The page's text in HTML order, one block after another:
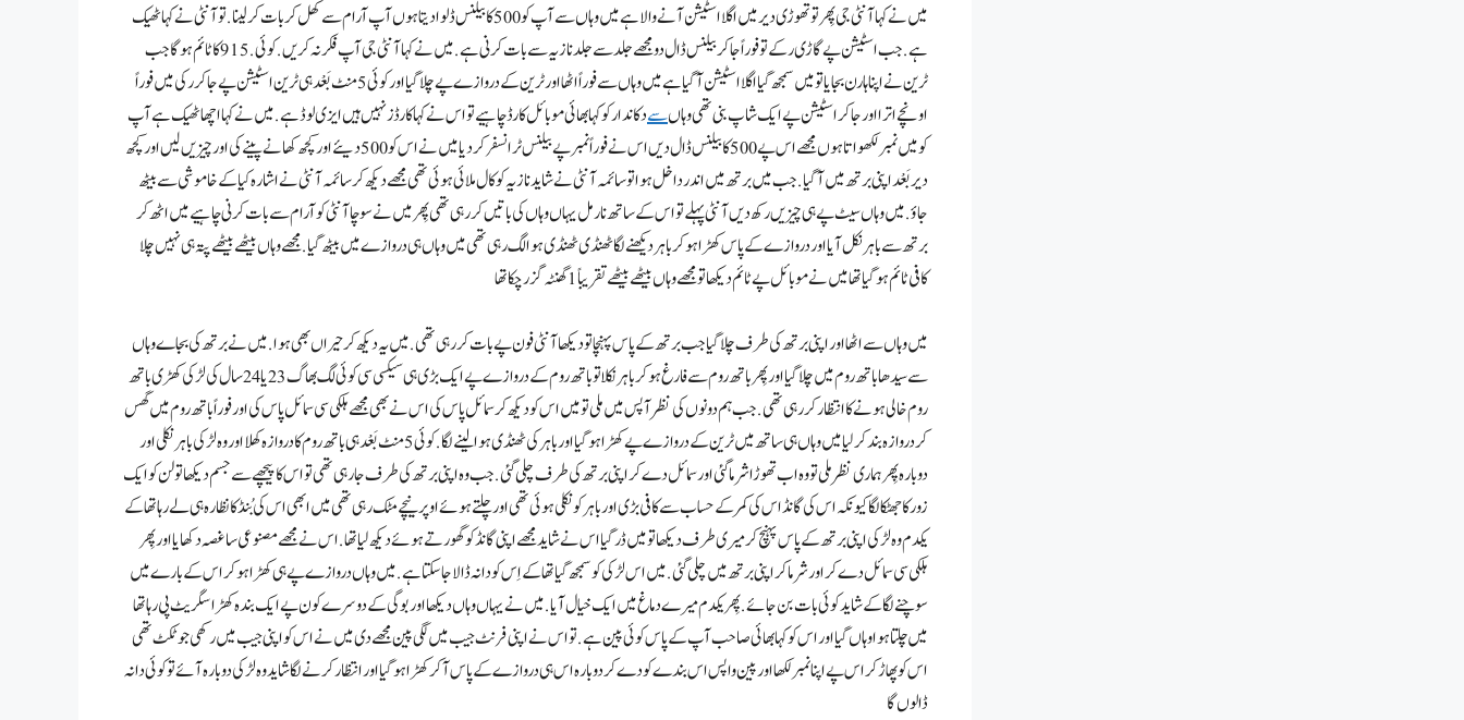
میں نے کہا آنٹی جی پِھر تو تھوڑی دیر میں اگلا اسٹیشن آنے والا ہے میں وہاں سے آپ کو 500 کا بیلنس ڈلوا دیتا ہوں آپ آرام سے کھل کر بات کر لینا . تو آنٹی نے کہا ٹھیک
ہے . جب اسٹیشن پے گاڑی رکے تو فوراً جا کر بیلنس ڈال دو مجھے جلد سے جلد نازیہ سے بات کرنی ہے . میں نے کہا آنٹی جی آپ فکر نہ کریں . کوئی.15 9 کا ٹائم ہو گا جب
ٹرین نے اپنا ہارن بجایا تو میں سمجھ گیا اگلا اسٹیشن آ گیا ہے میں وہاں سے فوراً اٹھا اور ٹرین کے دروازے پے چلا گیا اور کوئی 5 منٹ بَعْد ہی ٹرین اسٹیشن پے جا کر رکی میں فوراً
اونچے اترا اور جا کر اسٹیشن پے ایک شاپ بنی تھی وہاںسےدکاندار کو کہا بھائی موبائل کارڈ چاہیے تو اس نے کہا کارڈز نہیں ہیں ایزی لوڈ ہے . میں نے کہا اچھا ٹھیک ہے آپ
کو میں نمبر لکھواتا ہوں مجھے اس پے 500 کا بیلنس ڈال دیں اس نے فوراً نمبر پے بیلنس ٹرانسفر کر دیا میں نے اس کو 500 دیئے اور کچھ کھانے پینےکی اور چیزیں لیں اور کچھ
دیر بَعْد اپنی برتھ میں آ گیا . جب میں برتھ میں اندر داخل ہوا تو سائمہ آنٹی نے شاید نازیہ کو کال ملائی ہوئی تھی مجھے دیکھ کر سائمہ آنٹی نے اشارہ کیا کے خاموشی سے بیٹھ
جاؤ . میں وہاں سیٹ پے ہی چیزیں رکھ دیں آنٹی پہلے تو اس کے ساتھ نارمل یہاں وہاں کی باتیں کر رہی تھی پِھر میں نے سوچا آنٹی کو آرام سے بات کرنی چاہیے میں اٹھ کر
برتھ سے باہر نکل آیا اور دروازے کے پاس کھڑا ہو کر باہر دیکھنے لگا ٹھنڈی ٹھنڈی ہوا لگ رہی تھی میں وہاں ہی دروازے میں بیٹھ گیا. مجھے وہاں بیٹھے بیٹھے پتہ ہی نہیں چلا
کافی ٹائم ہو گیا تھا میں نے موبائل پے ٹائم دیکھا تو مجھے وہاں بیٹھے بیٹھے تقریباً 1 گھنٹہ گزر چکا تھا
میں وہاں سے اٹھا اور اپنی برتھ کی طرف چلا گیا جب برتھ کے پاس پہنچا تو دیکھا آنٹی فون پے بات کر رہی تھی . میں یہ دیکھ کر حیراں بھی ہوا . میں نے برتھ کی بجاے وہاں
سے سیدھا باتھ روم میں چلا گیا اور پِھر باتھ روم سے فارغ ہو کر باہر نکلا تو باتھ روم کے دروازے پے ایک بڑی ہی سیکسی سی کوئی لگ بھاگ 23یا24 سال کی لڑکی کھڑی باتھ
روم خالی ہونے کا انتظار کر رہی تھی . جب ہم دونوں کی نظر آپس میں ملی تو میں اس کو دیکھ کر سمائل پاس کی اس نے بھی مجھے ہلکی سی سمائل پاس کی اور فوراً باتھ روم میں گھس
کر دروازہ بند کر لیا میں وہاں ہی ساتھ میں ٹرین کے دروازے پے کھڑا ہو گیا اور باہر کی ٹھنڈی ہوا لینے لگا . کوئی 5 منٹ بَعْد ہی باتھ روم کا دروازہ کھلا اور وہ لڑکی باہر نکلی اور
دوبارہ پِھر ہماری نظر ملی تو وہ اب تھوڑا شرما گئی اور سمائل دے کر اپنی برتھ کی طرف چلی گئی . جب وہ اپنی برتھ کی طرف جا رہی تھی تو اس کا پیچھے سے جسم دیکھا تو لن کو ایک
زور کا جھٹکا لگا کیونکہ اس کی گانڈ اس کی کمر کے حساب سے کافی بڑی اور باہر کو نکلی ہوئی تھی اور چلتے ہوئے اوپر نیچے مٹک رہی تھی میں ابھی اس کی بُنڈ کا نظارہ ہی لے رہا تھا کے
یکدم وہ لڑکی اپنی برتھ کے پاس پہنچ کر میری طرف دیکھا تو میں ڈر گیا اس نے شاید مجھے اپنی گانڈ کو گھور تے ہوئے دیکھ لیا تھا . اس نے مجھے مصنوعی سا غصہ دکھایا اور پِھر
ہلکی سی سمائل دے کر اور شرما کر اپنی برتھ میں چلی گئی . میں اس لڑکی کو سمجھ گیا تھا کے اِس کو دانہ ڈالا جا سکتا ہے . میں وہاں دروازے پے ہی کھڑا ہو کر اس کے بارے میں
سوچنے لگا کے شاید کوئی بات بن جائے . پِھر یکدم میرے دماغ میں ایک خیال آیا . میں نے یہاں وہاں دیکھا اور بوگی کے دوسرے کون پے ایک بندہ کھڑا سگریٹ پی رہا تھا
میں چلتا ہوا وہاں گیا اور اس کو کہا بھائی صاحب آپ کے پاس کوئی پین ہے . تو اس نے اپنی فرنٹ جیب میں لگی پین مجھے دی میں نے اس کو اپنی جیب میں رکھی جو ٹکٹ تھی
اس کو پھاڑ کر اس پے اپنا نمبر لکھا اور پین واپس اس بندے کو دے کر دوبارہ اس ہی دروازے کے پاس آ کر کھڑا ہو گیا اور انتظار کرنے لگا شاید وہ لڑکی دوبارہ آئے تو کوئی دانہ
ڈالوں گا